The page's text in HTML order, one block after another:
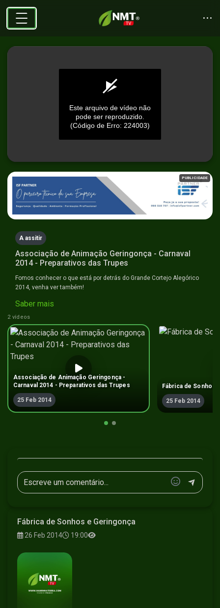
seconds
of
seconds
Este arquivo de vídeo não
pode ser reproduzido.
(Código de Erro: 224003)
PUBLICIDADE
A assitir
Associação de Animação Geringonça - Carnaval
2014 - Preparativos das Trupes
Fomos conhecer o que está por detrás do Grande Cortejo Alegórico
2014, venha ver também!
Saber mais
2 vídeos
Associação de Animação Geringonça -
Carnaval 2014 - Preparativos das Trupes
25 Feb 2014
Fábrica de Sonhos
25 Feb 2014
Fábrica de Sonhos e Geringonça
26 Feb 2014 19:00